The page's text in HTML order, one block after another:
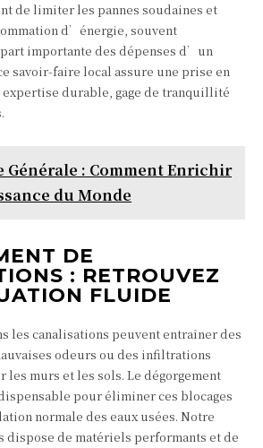
de limiter les pannes soudaines et
d’énergie, souvent
importante des dépenses d’un
savoir-faire local assure une prise en
expertise durable, gage de tranquillité
Générale : Comment Enrichir
du Monde
DE
: RETROUVEZ
FLUIDE
les canalisations peuvent entraîner des
odeurs ou des infiltrations
les murs et les sols. Le dégorgement
pour éliminer ces blocages
normale des eaux usées. Notre
de matériels performants et de